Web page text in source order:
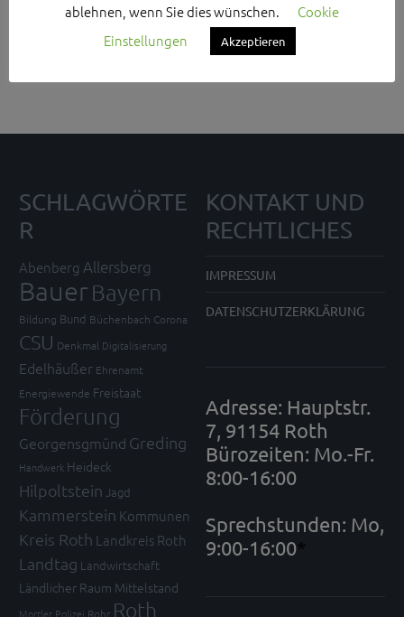
Search Sidebar Widget Area
Please login and add some widgets to this widget area.
SCHLAGWÖRTE
R
Abenberg Allersberg
Bauer Bayern
Bildung Bund Büchenbach Corona
CSU Denkmal Digitalisierung
Edelhäußer Ehrenamt
Energiewende Freistaat
Förderung
Georgensgmünd Greding
Handwerk Heideck
Hilpoltstein Jagd
Kammerstein Kommunen
Kreis Roth Landkreis Roth
Landtag Landwirtschaft
Ländlicher Raum Mittelstand
Mortler Polizei Rohr Roth
KONTAKT UND
RECHTLICHES
IMPRESSUM
DATENSCHUTZERKLÄRUNG
Adresse: Hauptstr.
7, 91154 Roth
Bürozeiten: Mo.-Fr.
8:00-16:00
Sprechstunden: Mo,
9:00-16:00*
ablehnen, wenn Sie dies wünschen.
Cookie
Einstellungen
Akzeptieren